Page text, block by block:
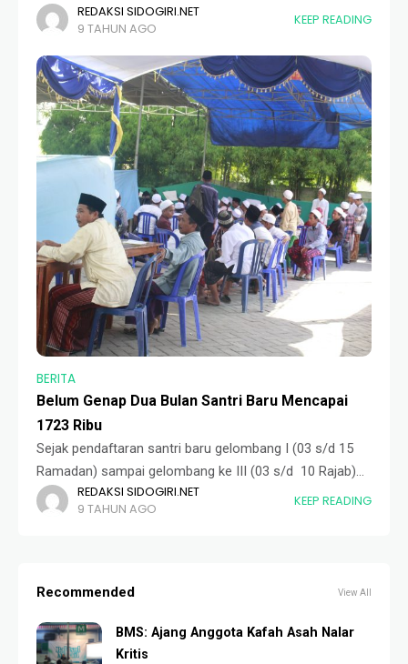
untuk tahun depan resmi dihapus. Hal ini merupakan
keputusan yang diresmikan oleh Majelis Keluarga saat
rapat
REDAKSI SIDOGIRI.NET
9 TAHUN AGO
KEEP READING
BERITA
Belum Genap Dua Bulan Santri Baru Mencapai
1723 Ribu
Sejak pendaftaran santri baru gelombang I (03 s/d 15
Ramadan) sampai gelombang ke III (03 s/d 10 Rajab)
dibuka, Wali Santri berdatangan ke Pondok Pesantren
Sidogiri guna memondokkan putranya. Antusiasme
REDAKSI SIDOGIRI.NET
9 TAHUN AGO
KEEP READING
Recommended View All
BMS: Ajang Anggota Kafah Asah Nalar
Kritis